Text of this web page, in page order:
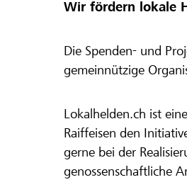
Wir fördern lokale
Die Spenden- und
gemeinnützige
Lokalhelden.ch ist
Raiffeisen den
gerne bei der
genossenschaftliche